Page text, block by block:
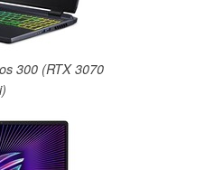
300 (RTX 3070